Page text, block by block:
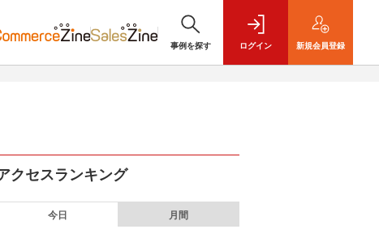
事例を探す ログイン 新規会員登録
クセスランキング
今日 月間